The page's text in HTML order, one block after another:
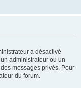
a désactivé
administrateur ou un
messages privés. Pour
du forum.